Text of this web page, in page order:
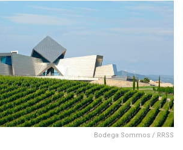
Bodega Sommos / RRSS